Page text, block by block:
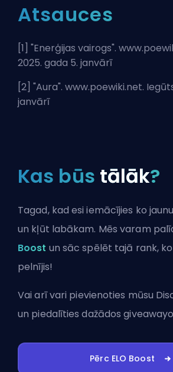
Atsauces
[1] "Enerģijas vairogs".
2025. gada 5. janvārī
[2] "Aura". www.poewiki.net.
janvārī
Kas būs tālāk?
Tagad, kad esi iemācījies ko
un kļūt labākam. Mēs varam
Boost un sāc spēlēt tajā rank,
pelnījis!
Vai arī vari pievienoties mūsu
un piedalīties dažādos
Pērc ELO Boost